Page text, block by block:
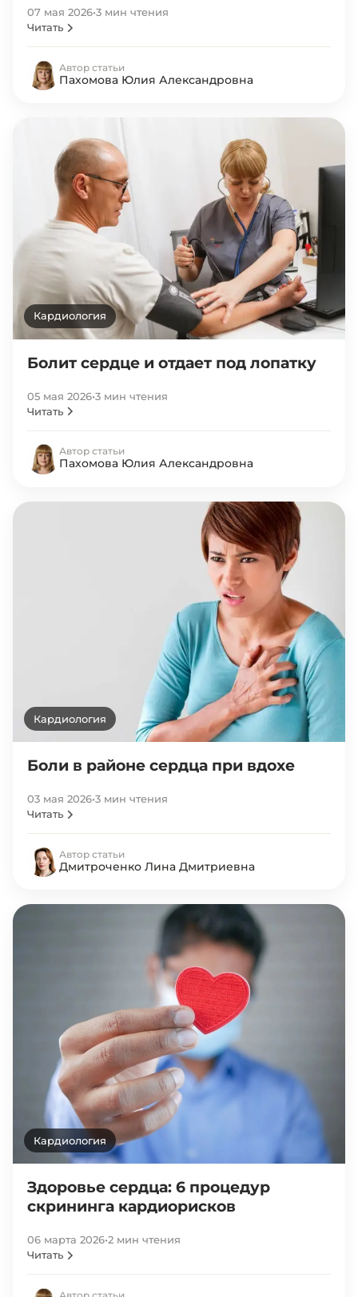
07 мая 2026•3 мин чтения
Читать
Автор статьи
Пахомова Юлия Александровна
Кардиология
Болит сердце и отдает под лопатку
05 мая 2026•3 мин чтения
Читать
Автор статьи
Пахомова Юлия Александровна
Кардиология
Боли в районе сердца при вдохе
03 мая 2026•3 мин чтения
Читать
Автор статьи
Дмитроченко Лина Дмитриевна
Кардиология
Здоровье сердца: 6 процедур
скрининга кардиорисков
06 марта 2026•2 мин чтения
Читать